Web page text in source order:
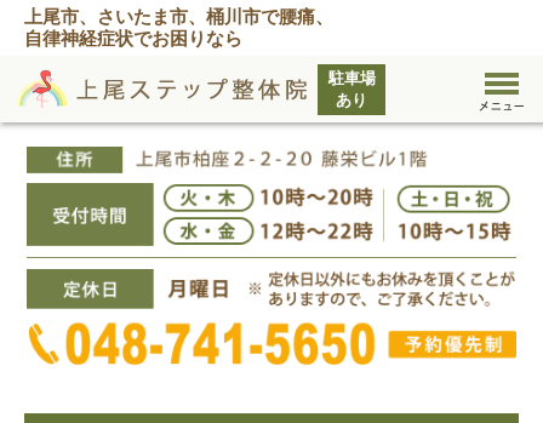
上尾市、さいたま市、桶川市で腰痛、
自律神経症状でお困りなら